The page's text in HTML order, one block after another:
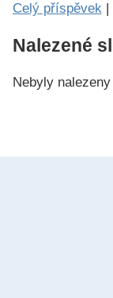
Celý příspěvek |
Nalezené
Nebyly